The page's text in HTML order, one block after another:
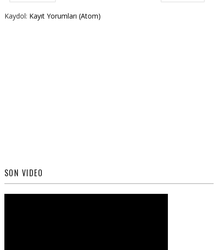
Kaydol: Kayıt Yorumları (Atom)
SON VIDEO